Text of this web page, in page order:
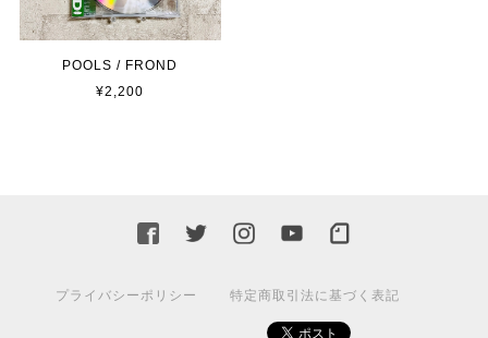
POOLS / FROND
¥2,200
プライバシーポリシー 特定商取引法に基づく表記